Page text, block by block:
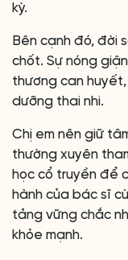
kỳ.
Bên cạnh đó, đời
chốt. Sự nóng
thương can
dưỡng thai nhi.
Chị em nên giữ
thường xuyên
học cổ truyền để
hành của bác sĩ
tảng vững chắc
khỏe mạnh.